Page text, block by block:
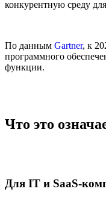
конкурентную среду
По данным Gartner, к
программного
функции.
Что это
Для IT и SaaS-